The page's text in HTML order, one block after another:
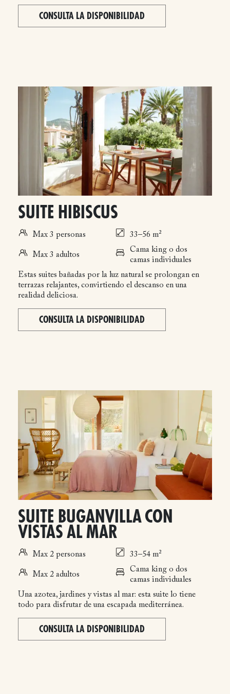
CONSULTA LA DISPONIBILIDAD
SUITE HIBISCUS
Max 3 personas 33–56 m²
Max 3 adultos
Cama king o dos
camas individuales
Estas suites bañadas por la luz natural se prolongan en
terrazas relajantes, convirtiendo el descanso en una
realidad deliciosa.
CONSULTA LA DISPONIBILIDAD
SUITE BUGANVILLA CON
VISTAS AL MAR
Max 2 personas 33–54 m²
Max 2 adultos
Cama king o dos
camas individuales
Una azotea, jardines y vistas al mar: esta suite lo tiene
todo para disfrutar de una escapada mediterránea.
CONSULTA LA DISPONIBILIDAD